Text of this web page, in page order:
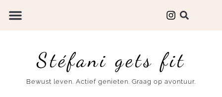
Stéfani gets fit
Bewust leven. Actief genieten. Graag op avontuur.